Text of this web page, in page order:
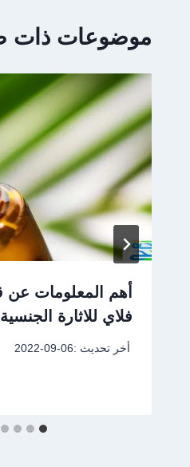
موضوعات ذات
أهم المعلومات
فلاي للاثارة
أخر تحديث :2022-09-06